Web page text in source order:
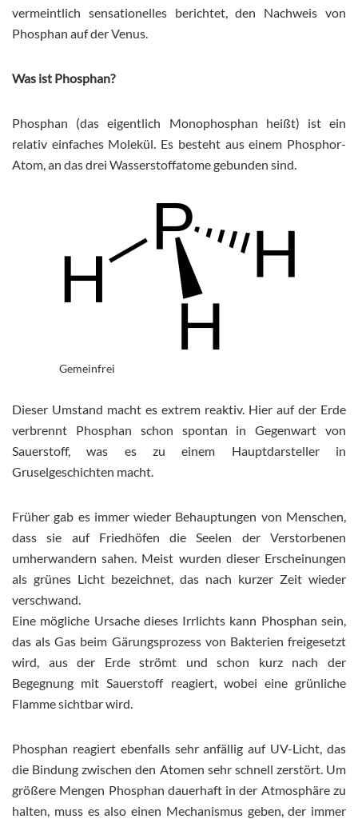
vermeintlich sensationelles berichtet, den Nachweis von
Phosphan auf der Venus.
Was ist Phosphan?
Phosphan (das eigentlich Monophosphan heißt) ist ein
relativ einfaches Molekül. Es besteht aus einem Phosphor-
Atom, an das drei Wasserstoffatome gebunden sind.
Gemeinfrei
Dieser Umstand macht es extrem reaktiv. Hier auf der Erde
verbrennt Phosphan schon spontan in Gegenwart von
Sauerstoff, was es zu einem Hauptdarsteller in
Gruselgeschichten macht.
Früher gab es immer wieder Behauptungen von Menschen,
dass sie auf Friedhöfen die Seelen der Verstorbenen
umherwandern sahen. Meist wurden dieser Erscheinungen
als grünes Licht bezeichnet, das nach kurzer Zeit wieder
verschwand.
Eine mögliche Ursache dieses Irrlichts kann Phosphan sein,
das als Gas beim Gärungsprozess von Bakterien freigesetzt
wird, aus der Erde strömt und schon kurz nach der
Begegnung mit Sauerstoff reagiert, wobei eine grünliche
Flamme sichtbar wird.
Phosphan reagiert ebenfalls sehr anfällig auf UV-Licht, das
die Bindung zwischen den Atomen sehr schnell zerstört. Um
größere Mengen Phosphan dauerhaft in der Atmosphäre zu
halten, muss es also einen Mechanismus geben, der immer